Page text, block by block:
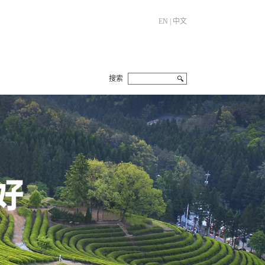
EN 中文
搜索